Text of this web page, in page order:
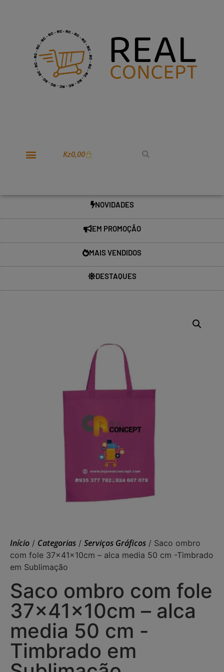
Kz0,00
NOVIDADES
EM PROMOÇÃO
MAIS VENDIDOS
DESTAQUES
Início / Categorias / Serviços Gráficos / Saco ombro
com fole 37x41x10cm – alca media 50 cm -Timbrado
em Sublimação
Saco ombro com fole
37x41x10cm – alca
media 50 cm -
Timbrado em